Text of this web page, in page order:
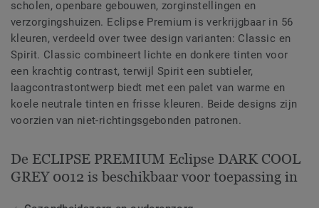
scholen, openbare gebouwen, zorginstellingen en
verzorgingshuizen. Eclipse Premium is verkrijgbaar in 56
kleuren, verdeeld over twee design varianten: Classic en
Spirit. Classic combineert lichte en donkere tinten voor
een krachtig contrast, terwijl Spirit een subtieler,
laagcontrastontwerp biedt met een palet van warme en
koele neutrale tinten en frisse kleuren. Beide designs zijn
voorzien van niet-richtingsgebonden patronen.
De ECLIPSE PREMIUM Eclipse DARK COOL
GREY 0012 is beschikbaar voor toepassing in